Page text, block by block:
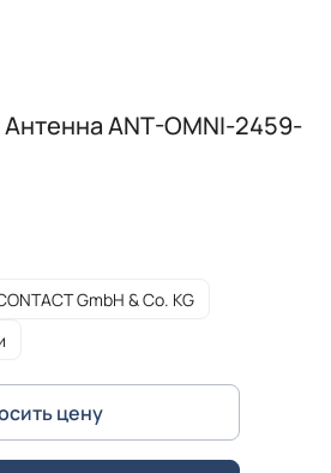
ANT-OMNI-2459-
GmbH & Co. KG
цену